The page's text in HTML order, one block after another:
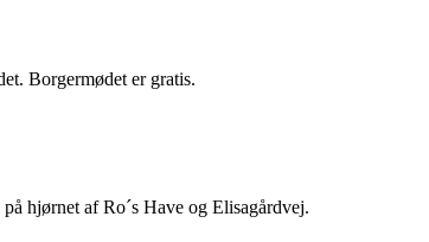
Borgermødet er gratis.
hjørnet af Ro´s Have og Elisagårdvej.